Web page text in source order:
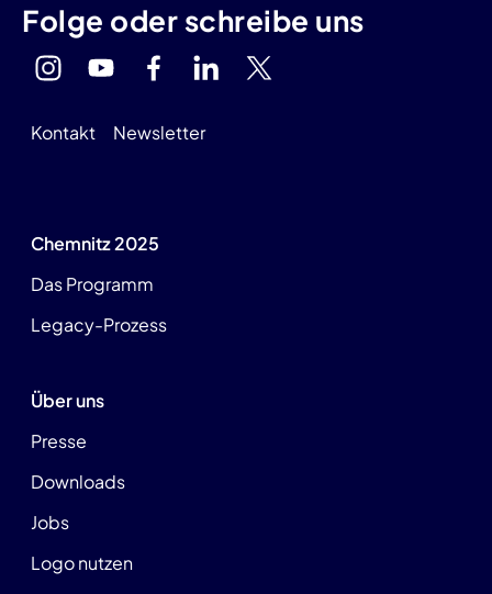
Folge oder schreibe uns
Kontakt Newsletter
Chemnitz 2025
Das Programm
Legacy-Prozess
Über uns
Presse
Downloads
Jobs
Logo nutzen